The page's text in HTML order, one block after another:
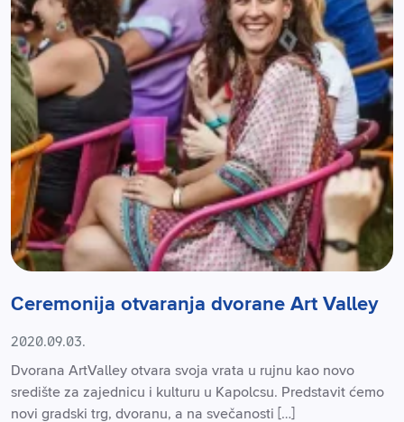
Ceremonija otvaranja dvorane Art Valley
2020.09.03.
Dvorana ArtValley otvara svoja vrata u rujnu kao novo
središte za zajednicu i kulturu u Kapolcsu. Predstavit ćemo
novi gradski trg, dvoranu, a na svečanosti […]